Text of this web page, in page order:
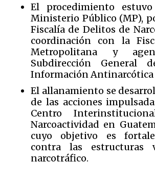
El procedimiento
Ministerio Público (MP),
Fiscalía de Delitos de
coordinación con la
Metropolitana y
Subdirección General
Información Antinarcótica
El allanamiento se
de las acciones
Centro
Narcoactividad en
cuyo objetivo es
contra las estructuras
narcotráfico.